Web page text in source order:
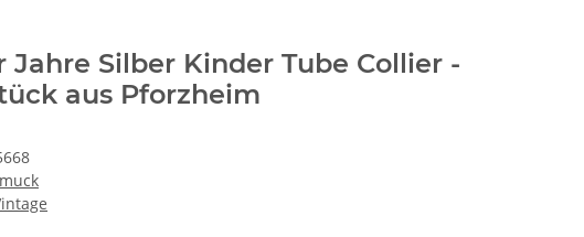
Jahre Silber Kinder Tube Collier -
aus Pforzheim